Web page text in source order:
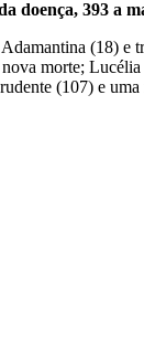
doença, 393 a
(18)
morte;
(107) e